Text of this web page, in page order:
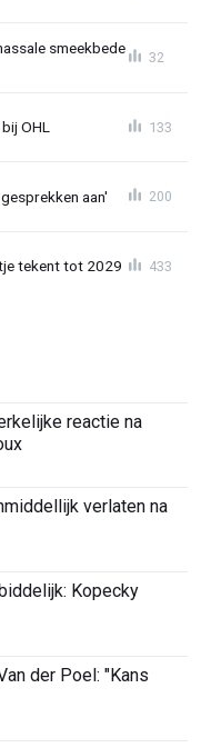
smeekbede
32
OHL 133
aan' 200
tekent tot 2029 433
reactie na
verlaten na
Kopecky
der Poel: "Kans